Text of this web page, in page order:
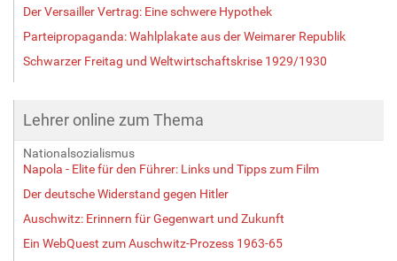
Der Versailler Vertrag: Eine schwere Hypothek
Parteipropaganda: Wahlplakate aus der Weimarer Republik
Schwarzer Freitag und Weltwirtschaftskrise 1929/1930
Lehrer online zum Thema
Nationalsozialismus
Napola - Elite für den Führer: Links und Tipps zum Film
Der deutsche Widerstand gegen Hitler
Auschwitz: Erinnern für Gegenwart und Zukunft
Ein WebQuest zum Auschwitz-Prozess 1963-65